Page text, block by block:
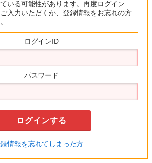
いる可能性があります。再度ログイン
入力いただくか、登録情報をお忘れの方
ログインID
パスワード
情報を忘れてしまった方